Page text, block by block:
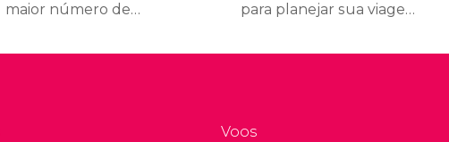
maior número de
habitante. Somando
para planejar sua viagem
seja de grande interesse
Voos